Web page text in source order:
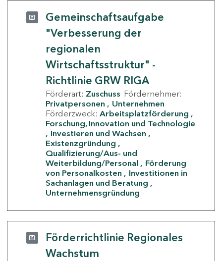
Gemeinschaftsaufgabe
"Verbesserung der
regionalen
Wirtschaftsstruktur" -
Richtlinie GRW RIGA
Förderart: Zuschuss Fördernehmer:
Privatpersonen
Unternehmen
Förderzweck: Arbeitsplatzförderung
Forschung, Innovation und Technologie
Investieren und Wachsen
Existenzgründung
Qualifizierung/Aus- und
Weiterbildung/Personal
Förderung
von Personalkosten
Investitionen in
Sachanlagen und Beratung
Unternehmensgründung
Förderrichtlinie Regionales
Wachstum